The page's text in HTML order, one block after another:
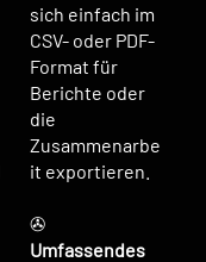
sich einfach im
CSV- oder PDF-
Format für
Berichte oder
die
Zusammenarbe
it exportieren.
✇
Umfassendes